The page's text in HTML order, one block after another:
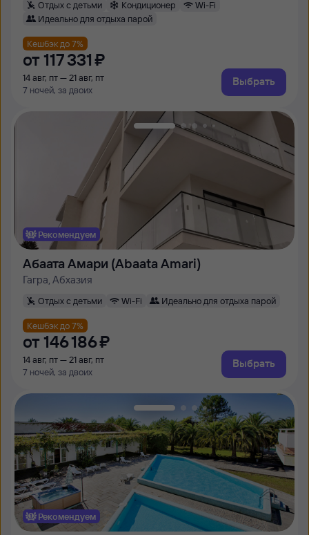
Отдых с детьми Кондиционер
Wi-Fi
Идеально для отдыха парой
Кешбэк до 7%
от 117 ⁠331 ⁠₽
14 авг, пт — 21 авг, пт
7 ночей, за двоих
Выбрать
Рекомендуем
Абаата Амари (Abaata Amari)
Гагра, Абхазия
Отдых с детьми Wi-Fi Идеально для отдыха парой
Кешбэк до 7%
от 146 ⁠186 ⁠₽
14 авг, пт — 21 авг, пт
7 ночей, за двоих
Выбрать
Рекомендуем